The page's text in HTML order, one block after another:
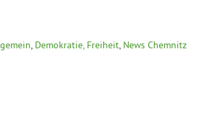
, Demokratie, Freiheit, News Chemnitz